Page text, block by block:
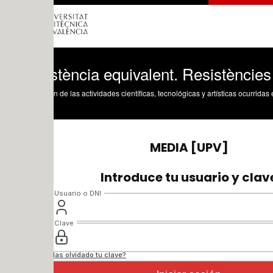
equivalent. Resistències en
de las actividades científicas, tecnológicas y artísticas ocurridas en los tres